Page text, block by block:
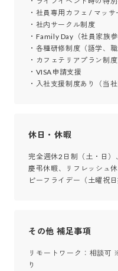
・社員専用カフェ / マッ
・社内サークル制度
・Family Day（社員家族
・各種研修制度（語学、職
・カフェテリアプラン制度
・VISA申請支援
・入社支援制度あり（当
休日・休暇
完全週休2日制（土・日）
慶弔休暇、リフレッシュ
ピーフライデー（土曜祝日
その他 補足事項
リモートワーク：相談可
り